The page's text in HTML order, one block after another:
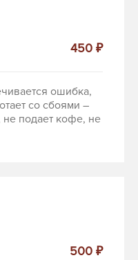
450 ₽
ошибка,
со сбоями –
не подает кофе, не
500 ₽